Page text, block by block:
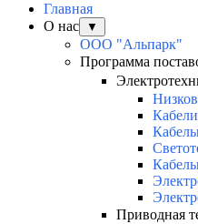
Главная
О нас
▼
ООО "Альпарк"
Программа
Приводная